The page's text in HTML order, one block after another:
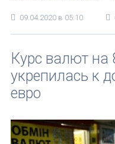
09.04.2020 в 05:10
Курс валют на
укрепилась к
евро